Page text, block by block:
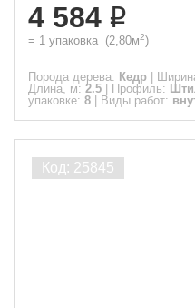
4 584
= 1 упаковка (2,80м2)
Порода дерева: Кедр
Длина, м: 2.5 Профиль:
упаковке: 8 Виды работ: